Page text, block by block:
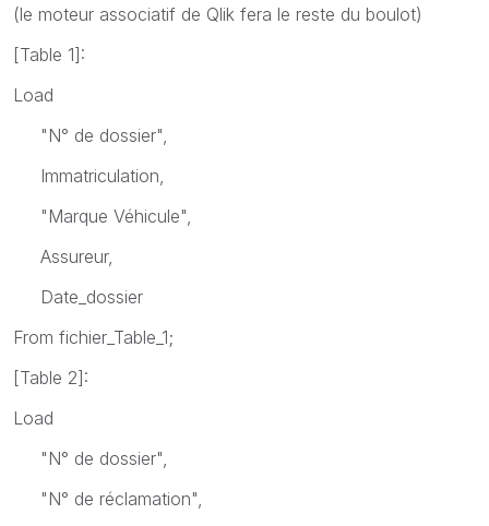
(le moteur associatif de Qlik fera le reste du boulot)
[Table 1]:
Load
"N° de dossier",
Immatriculation,
"Marque Véhicule",
Assureur,
Date_dossier
From fichier_Table_1;
[Table 2]:
Load
"N° de dossier",
"N° de réclamation",